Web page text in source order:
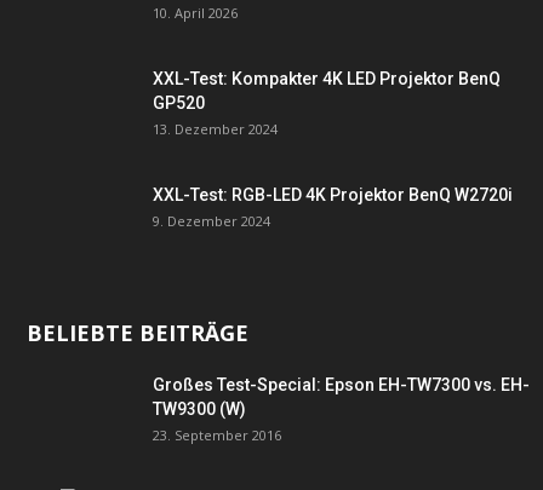
10. April 2026
XXL-Test: Kompakter 4K LED Projektor BenQ
GP520
13. Dezember 2024
XXL-Test: RGB-LED 4K Projektor BenQ W2720i
9. Dezember 2024
BELIEBTE BEITRÄGE
Großes Test-Special: Epson EH-TW7300 vs. EH-
TW9300 (W)
23. September 2016